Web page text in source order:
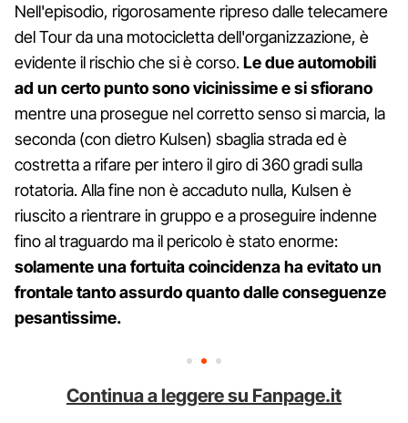
Nell'episodio, rigorosamente ripreso dalle telecamere
del Tour da una motocicletta dell'organizzazione, è
evidente il rischio che si è corso.Le due automobili
ad un certo punto sono vicinissime e si sfiorano
mentre una prosegue nel corretto senso si marcia, la
seconda (con dietro Kulsen) sbaglia strada ed è
costretta a rifare per intero il giro di 360 gradi sulla
rotatoria. Alla fine non è accaduto nulla, Kulsen è
riuscito a rientrare in gruppo e a proseguire indenne
fino al traguardo ma il pericolo è stato enorme:
solamente una fortuita coincidenza ha evitato un
frontale tanto assurdo quanto dalle conseguenze
pesantissime.
Continua a leggere su Fanpage.it